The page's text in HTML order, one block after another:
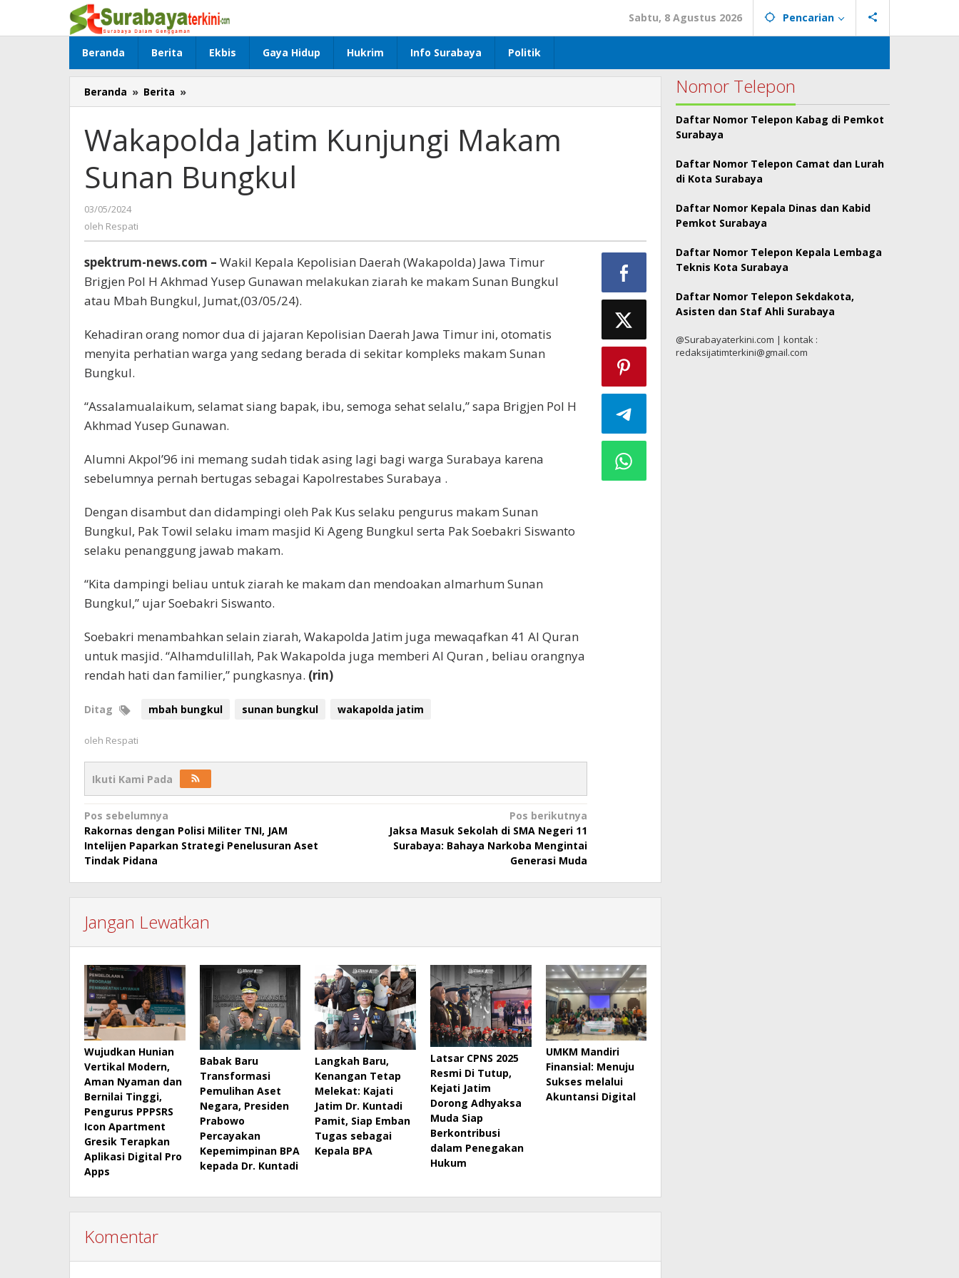
konten
Sabtu, 8 Agustus 2026 Pencarian
Beranda Berita Ekbis Gaya Hidup Hukrim Info Surabaya Politik
Beranda » Berita »
Jatim
Makam
Sunan
Bungkul
Wakapolda Jatim Kunjungi Makam
Sunan Bungkul
03/05/2024
oleh Respati
spektrum-news.com – Wakil Kepala Kepolisian Daerah (Wakapolda) Jawa Timur
Brigjen Pol H Akhmad Yusep Gunawan melakukan ziarah ke makam Sunan Bungkul
atau Mbah Bungkul, Jumat,(03/05/24).
Kehadiran orang nomor dua di jajaran Kepolisian Daerah Jawa Timur ini, otomatis
menyita perhatian warga yang sedang berada di sekitar kompleks makam Sunan
Bungkul.
“Assalamualaikum, selamat siang bapak, ibu, semoga sehat selalu,” sapa Brigjen Pol H
Akhmad Yusep Gunawan.
Alumni Akpol’96 ini memang sudah tidak asing lagi bagi warga Surabaya karena
sebelumnya pernah bertugas sebagai Kapolrestabes Surabaya .
Dengan disambut dan didampingi oleh Pak Kus selaku pengurus makam Sunan
Bungkul, Pak Towil selaku imam masjid Ki Ageng Bungkul serta Pak Soebakri Siswanto
selaku penanggung jawab makam.
“Kita dampingi beliau untuk ziarah ke makam dan mendoakan almarhum Sunan
Bungkul,” ujar Soebakri Siswanto.
Soebakri menambahkan selain ziarah, Wakapolda Jatim juga mewaqafkan 41 Al Quran
untuk masjid. “Alhamdulillah, Pak Wakapolda juga memberi Al Quran , beliau orangnya
rendah hati dan familier,” pungkasnya. (rin)
Ditag mbah bungkul sunan bungkul wakapolda jatim
oleh Respati
Ikuti Kami Pada
Navigasi
pos
Pos sebelumnya
Rakornas dengan Polisi Militer TNI, JAM
Intelijen Paparkan Strategi Penelusuran Aset
Tindak Pidana
Pos berikutnya
Jaksa Masuk Sekolah di SMA Negeri 11
Surabaya: Bahaya Narkoba Mengintai
Generasi Muda
Jangan Lewatkan
Wujudkan Hunian
Vertikal Modern,
Aman Nyaman dan
Bernilai Tinggi,
Pengurus PPPSRS
Icon Apartment
Gresik Terapkan
Aplikasi Digital Pro
Apps
Babak Baru
Transformasi
Pemulihan Aset
Negara, Presiden
Prabowo
Percayakan
Kepemimpinan BPA
kepada Dr. Kuntadi
Langkah Baru,
Kenangan Tetap
Melekat: Kajati
Jatim Dr. Kuntadi
Pamit, Siap Emban
Tugas sebagai
Kepala BPA
Latsar CPNS 2025
Resmi Di Tutup,
Kejati Jatim
Dorong Adhyaksa
Muda Siap
Berkontribusi
dalam Penegakan
Hukum
UMKM Mandiri
Finansial: Menuju
Sukses melalui
Akuntansi Digital
Komentar
Nomor Telepon
Daftar Nomor Telepon Kabag di Pemkot
Surabaya
Daftar Nomor Telepon Camat dan Lurah
di Kota Surabaya
Daftar Nomor Kepala Dinas dan Kabid
Pemkot Surabaya
Daftar Nomor Telepon Kepala Lembaga
Teknis Kota Surabaya
Daftar Nomor Telepon Sekdakota,
Asisten dan Staf Ahli Surabaya
@Surabayaterkini.com | kontak :
redaksijatimterkini@gmail.com